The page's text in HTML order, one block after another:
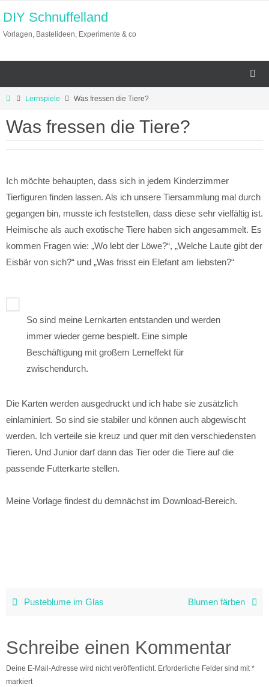
Inhalt
springen
DIY Schnuffelland
Vorlagen, Bastelideen, Experimente & co
StartLernspiele Was fressen die Tiere?
Was fressen die Tiere?
Ich möchte behaupten, dass sich in jedem Kinderzimmer
Tierfiguren finden lassen. Als ich unsere Tiersammlung mal durch
gegangen bin, musste ich feststellen, dass diese sehr vielfältig ist.
Heimische als auch exotische Tiere haben sich angesammelt. Es
kommen Fragen wie: „Wo lebt der Löwe?“, „Welche Laute gibt der
Eisbär von sich?“ und „Was frisst ein Elefant am liebsten?“
So sind meine Lernkarten entstanden und werden
immer wieder gerne bespielt. Eine simple
Beschäftigung mit großem Lerneffekt für
zwischendurch.
Die Karten werden ausgedruckt und ich habe sie zusätzlich
einlaminiert. So sind sie stabiler und können auch abgewischt
werden. Ich verteile sie kreuz und quer mit den verschiedensten
Tieren. Und Junior darf dann das Tier oder die Tiere auf die
passende Futterkarte stellen.
Meine Vorlage findest du demnächst im Download-Bereich.
Pusteblume im Glas Blumen färben
Schreibe einen Kommentar
Deine E-Mail-Adresse wird nicht veröffentlicht. Erforderliche Felder sind mit*
markiert